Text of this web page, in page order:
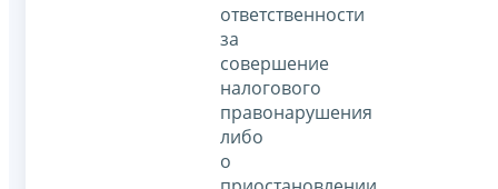
ответственности
за
совершение
налогового
правонарушения
либо
о